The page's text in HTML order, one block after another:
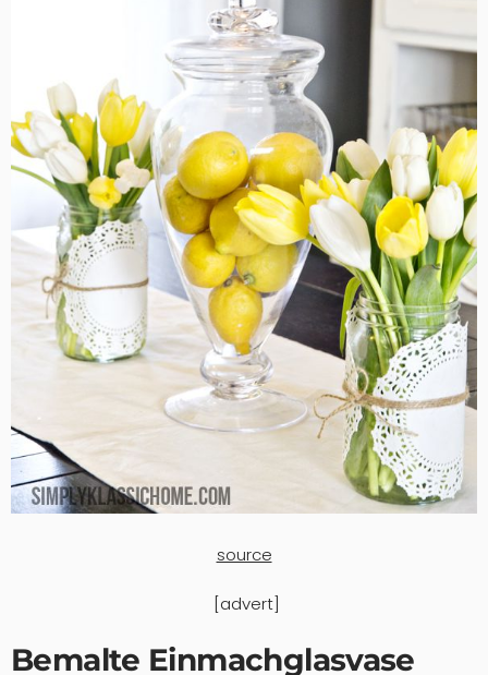
source
[advert]
Bemalte Einmachglasvase